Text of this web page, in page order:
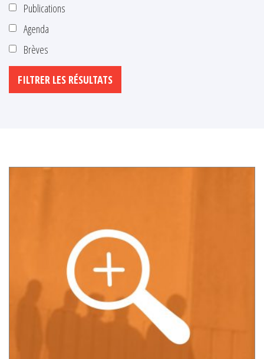
Publications
Agenda
Brèves